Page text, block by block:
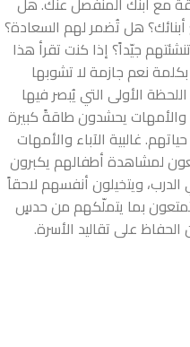
أبنائك؟ هل تُضمر لهم السعادة؟
جيّداً؟ إذا كنت تقرأ هذا
نعم جازمة لا تشوبها
الأولى التي يُبصر فيها
والأمهات يحشدون طاقةً كبيرة
غالبية الآباء والأمهات
لمشاهدة أطفالهم يكبرون
ويتخيلون أنفسهم لاحقاً
بما يتملّكهم من حدسٍ
على تقاليد الأسرة.